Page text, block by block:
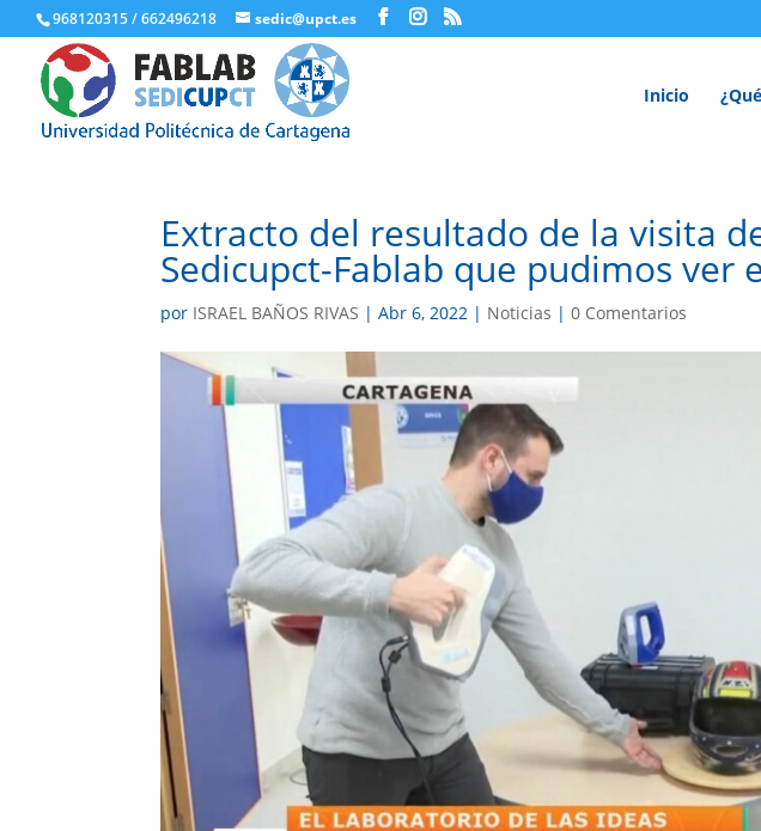
968120315 / 662496218 sedic@upct.es
Inicio
Extracto del resultado de la visita
Sedicupct-Fablab que pudimos ver
por ISRAEL BAÑOS RIVAS |Abr 6, 2022 | Noticias |0 Comentarios